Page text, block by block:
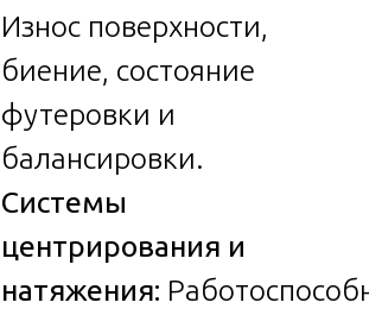
Износ поверхности,
биение, состояние
футеровки и
балансировки.
Системы
центрирования и
натяжения: